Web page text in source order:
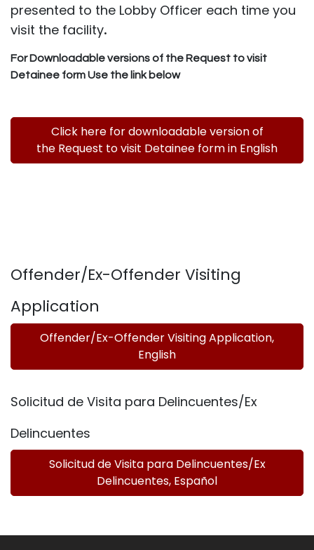
presented to the Lobby Officer each time you
visit the facility.
For Downloadable versions of the Request to visit
Detainee form Use the link below
Click here for downloadable version of
the Request to visit Detainee form in English
Offender/Ex-Offender Visiting
Application
Offender/Ex-Offender Visiting Application,
English
Solicitud de Visita para Delincuentes/Ex
Delincuentes
Solicitud de Visita para Delincuentes/Ex
Delincuentes, Español